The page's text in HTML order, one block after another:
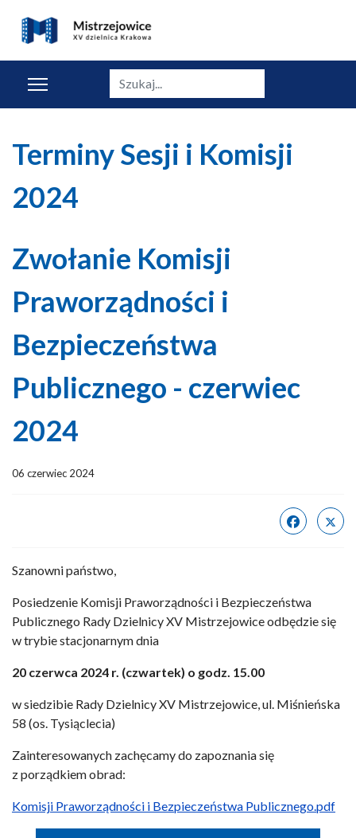
Szukaj
Terminy Sesji i Komisji
2024
Zwołanie Komisji
Praworządności i
Bezpieczeństwa
Publicznego - czerwiec
2024
06 czerwiec 2024
Szanowni państwo,
Posiedzenie Komisji Praworządności i Bezpieczeństwa
Publicznego Rady Dzielnicy XV Mistrzejowice odbędzie się
w trybie stacjonarnym dnia
20 czerwca 2024 r. (czwartek) o godz. 15.00
w siedzibie Rady Dzielnicy XV Mistrzejowice, ul. Miśnieńska
58 (os. Tysiąclecia)
Zainteresowanych zachęcamy do zapoznania się
z porządkiem obrad:
Komisji Praworządności i Bezpieczeństwa Publicznego.pdf